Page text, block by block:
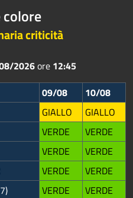
colore
criticità
2026ore 12:45
09/08
10/08
GIALLO
GIALLO
VERDE
VERDE
VERDE
VERDE
VERDE
VERDE
VERDE
VERDE